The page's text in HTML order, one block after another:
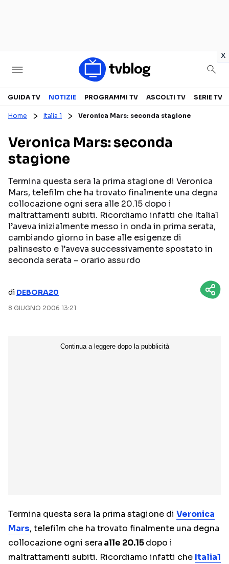
x
Televisione
CANALI TV
PROGRAMMI TV
PERSONAGGI TV
SERIE TV
FICTION
Streaming
NETFLIX
AMAZON PRIME VIDEO
MEDIASET INFINITY
DAZN
GUIDA TV NOTIZIE PROGRAMMI TV ASCOLTI TV SERIE TV
Home Italia 1 Veronica Mars: seconda stagione
Veronica Mars: seconda
stagione
Termina questa sera la prima stagione di Veronica
Mars, telefilm che ha trovato finalmente una degna
collocazione ogni sera alle 20.15 dopo i
maltrattamenti subiti. Ricordiamo infatti che Italia1
l’aveva inizialmente messo in onda in prima serata,
cambiando giorno in base alle esigenze di
palinsesto e l’aveva successivamente spostato in
seconda serata – orario assurdo
di DEBORA20
8 GIUGNO 2006 13:21
Termina questa sera la prima stagione di Veronica
Mars, telefilm che ha trovato finalmente una degna
collocazione ogni sera alle 20.15dopo i
maltrattamenti subiti. Ricordiamo infatti che Italia1